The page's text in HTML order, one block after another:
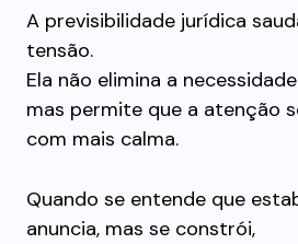
A previsibilidade jurídica
tensão.
Ela não elimina a
mas permite que a atenção
com mais calma.
Quando se entende que
anuncia, mas se constrói,